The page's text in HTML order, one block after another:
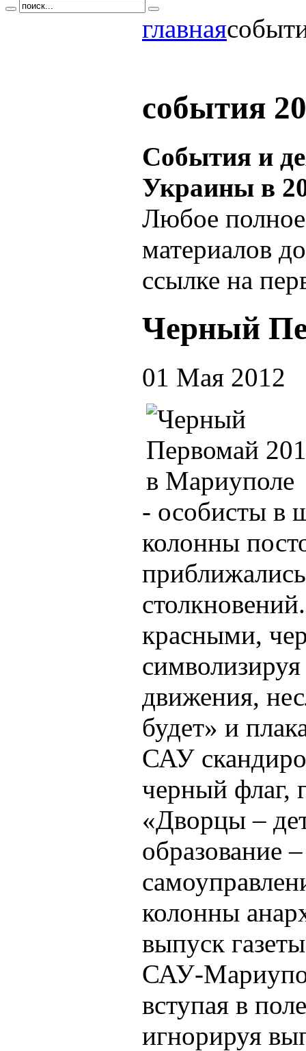
главная
события
События и
Украины в
Любое полное
материалов
ссылке на
Черный
01 Мая 2012
- особисты в
колонны
красными,
движения,
будет» и
САУ
черный флаг,
«Дворцы –
образование
колонны
выпуск
САУ-
вступая в
игнорируя